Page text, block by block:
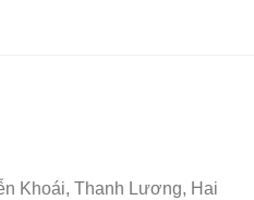
Khoái, Thanh Lương, Hai